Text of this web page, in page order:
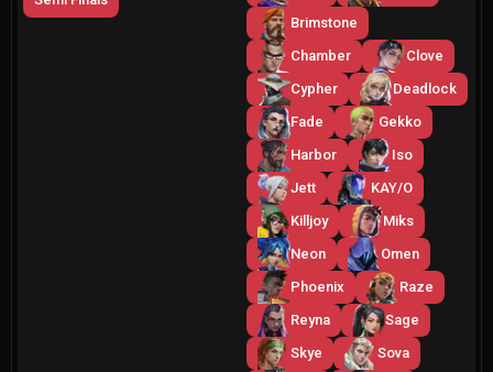
Brimstone
Chamber
Clove
Cypher
Deadlock
Fade
Gekko
Harbor
Iso
Jett
KAY/O
Killjoy
Miks
Neon
Omen
Phoenix
Raze
Reyna
Sage
Skye
Sova